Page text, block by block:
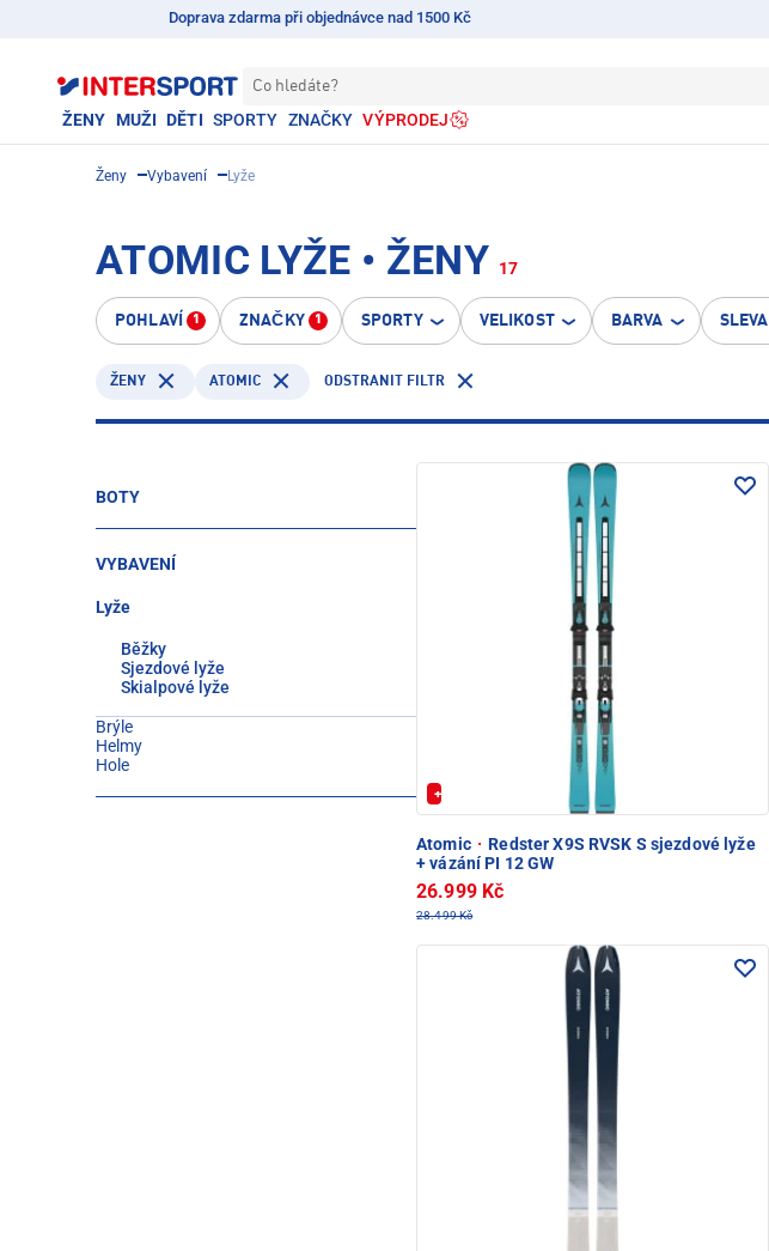
Doprava zdarma při objednávce nad 1500 Kč
Co hledáte?
ŽENY MUŽI DĚTI SPORTY ZNAČKY VÝPRODEJ
Ženy Vybavení Lyže
ATOMIC LYŽE • ŽENY 17
POHLAVÍ 1 ZNAČKY 1 SPORTY VELIKOST BARVA SLEVA
ŽENY ATOMIC ODSTRANIT FILTR
BOTY
VYBAVENÍ
Lyže
Běžky
Sjezdové lyže
Skialpové lyže
Brýle
Helmy
Hole
+ Extra Sleva 20%
Atomic · Redster X9S RVSK S sjezdové lyže
+ vázání PI 12 GW
26.999 Kč
28.499 Kč